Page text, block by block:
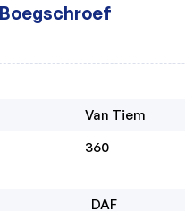
Van Tiem
360
DAF